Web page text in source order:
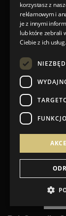
korzystasz z
reklamowym i
je z innymi
lub które zebrali
Ciebie z ich usług.